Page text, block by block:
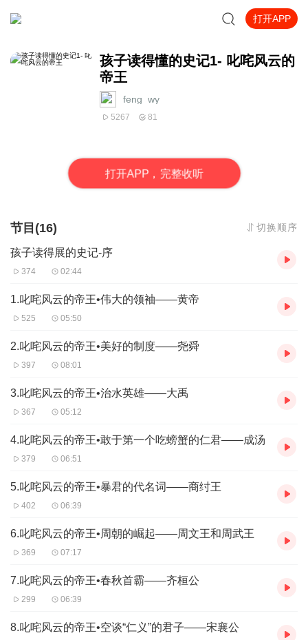
打开APP
孩子读得懂的史记1- 叱咤风云的
帝王
feng_wy
5267 81
打开APP，完整收听
节目(16) 切换顺序
孩子读得展的史记-序
374 02:44
1.叱咤风云的帝王•伟大的领袖——黄帝
525 05:50
2.叱咤风云的帝王•美好的制度——尧舜
397 08:01
3.叱咤风云的帝王•治水英雄——大禹
367 05:12
4.叱咤风云的帝王•敢于第一个吃螃蟹的仁君——成汤
379 06:51
5.叱咤风云的帝王•暴君的代名词——商纣王
402 06:39
6.叱咤风云的帝王•周朝的崛起——周文王和周武王
369 07:17
7.叱咤风云的帝王•春秋首霸——齐桓公
299 06:39
8.叱咤风云的帝王•空谈“仁义”的君子——宋襄公